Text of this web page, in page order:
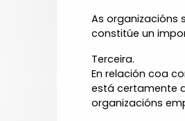
As organizacións
constitúe un
Terceira.
En relación coa
está certamente
organizacións